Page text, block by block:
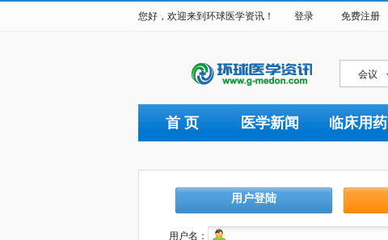
您好，欢迎来到环球医学资讯！ 登录 免费注册
会议
首 页 医学新闻 临床用药
用户登陆
用户名：